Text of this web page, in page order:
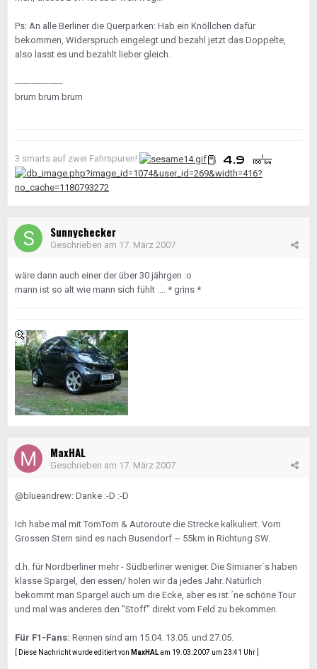
Ps: An alle Berliner die Querparken: Hab ein Knöllchen dafür
bekommen, Widerspruch eingelegt und bezahl jetzt das Doppelte,
also lasst es und bezahlt lieber gleich.
-----------------
brum brum brum
3 smarts auf zwei Fahrspuren!
Sunnychecker
Geschrieben am 17. März 2007
wäre dann auch einer der über 30 jährgen :o
mann ist so alt wie mann sich fühlt .... * grins *
MaxHAL
Geschrieben am 17. März 2007
@blueandrew: Danke :-D :-D
Ich habe mal mit TomTom & Autoroute die Strecke kalkuliert. Vom
Grossen Stern sind es nach Busendorf ~ 55km in Richtung SW.
d.h. für Nordberliner mehr - Südberliner weniger. Die Simianer`s haben
klasse Spargel, den essen/ holen wir da jedes Jahr. Natürlich
bekommt man Spargel auch um die Ecke, aber es ist ´ne schöne Tour
und mal was anderes den "Stoff" direkt vom Feld zu bekommen.
Für F1-Fans: Rennen sind am 15.04. 13.05. und 27.05.
[ Diese Nachricht wurde editiert von MaxHALam 19.03.2007 um 23:41 Uhr ]